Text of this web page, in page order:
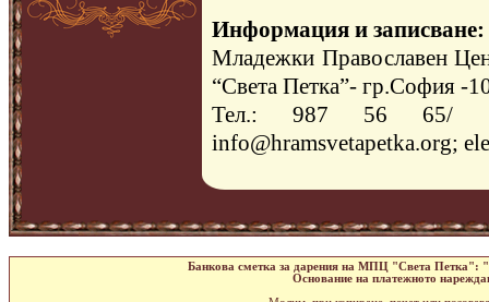
Информация и записване:
Младежки Православен
“Света Петка”- гр.София -
Тел.: 987 56 65/
info@hramsvetapetka.org;
Банкова сметка за дарения на МПЦ "Света Петка":
Основание на платежното